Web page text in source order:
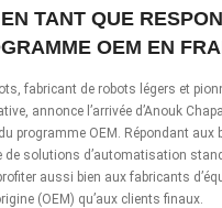
TANT QUE
OEM EN
fabricant de robots légers et
annonce l’arrivée d’Anouk
programme OEM. Répondant aux
de solutions d’automatisation
aussi bien aux fabricants
(OEM) qu’aux clients finaux.